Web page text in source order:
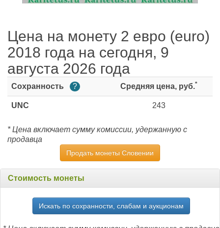
Цена на монету 2 евро (euro)
2018 года на сегодня, 9
августа 2026 года
Сохранность ? Средняя цена, руб.*
UNC 243
* Цена включает сумму комиссии, удержанную с
продавца
Продать монеты Словении
Стоимость монеты
Искать по сохранности, слабам и аукционам